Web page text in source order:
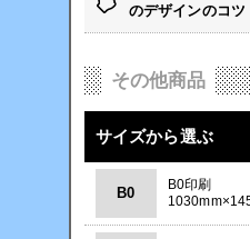
のデザインのコツ
その他商品
サイズから選ぶ
B0
B0印刷